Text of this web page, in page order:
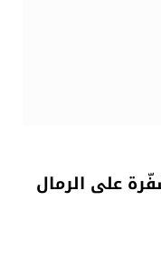
على الرمال